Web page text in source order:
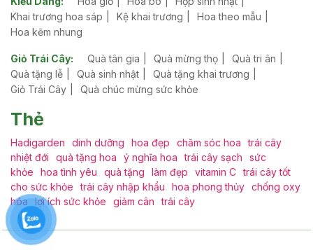
Khai trương hoa sáp
Kệ khai trương
Hoa theo mẫu
Hoa kẽm nhung
Giỏ Trái Cây: Quà tân gia Quà mừng thọ
Quà tri ân
Quà tặng lễ
Quà sinh nhật
Quà tặng khai trương
Giỏ Trái Cây
Quà chúc mừng sức khỏe
Thẻ
Hadigarden dinh dưỡng hoa đẹp chăm sóc hoa
trái cây
nhiệt đới
quà tặng hoa ý nghĩa hoa trái cây sạch
sức
khỏe
hoa tình yêu quà tặng làm đẹp vitamin C trái cây tốt
cho sức khỏe
trái cây nhập khẩu hoa phong thủy chống oxy
hóa lợi ích sức khỏe giảm cân trái cây